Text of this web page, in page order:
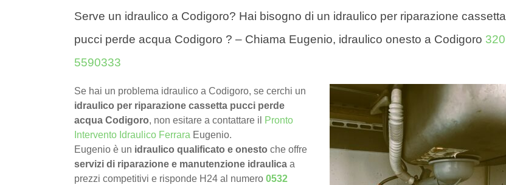
Serve un idraulico a Codigoro? Hai bisogno di un idraulico per riparazione cassetta
pucci perde acqua Codigoro ? – Chiama Eugenio, idraulico onesto a Codigoro 320
5590333
Se hai un problema idraulico a Codigoro, se cerchi un
idraulico per riparazione cassetta pucci perde
acqua Codigoro, non esitare a contattare il
Pronto
Intervento Idraulico Ferrara Eugenio.
Eugenio è un idraulico qualificato e onesto che offre
servizi di riparazione e manutenzione idraulica a
prezzi competitivi e risponde H24 al numero 0532